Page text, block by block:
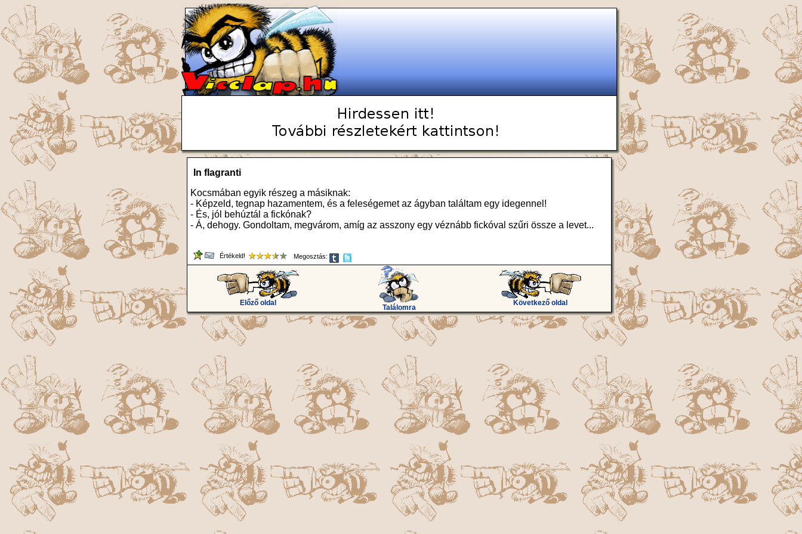
In flagranti
Kocsmában egyik részeg a másiknak:
- Képzeld, tegnap hazamentem, és a feleségemet az ágyban találtam egy idegennel!
- És, jól behúztál a fickónak?
- Á, dehogy. Gondoltam, megvárom, amíg az asszony egy véznább fickóval szűri össze a levet...
Értékeld! Megosztás:
Előző oldal
Találomra
Következő oldal